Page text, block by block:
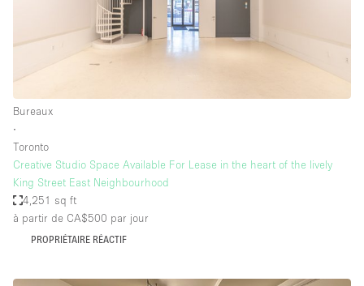
Bureaux
∙
Toronto
Creative Studio Space Available For Lease in the heart of the lively
King Street East Neighbourhood
4,251 sq ft
à partir de CA$500 par jour
PROPRIÉTAIRE RÉACTIF